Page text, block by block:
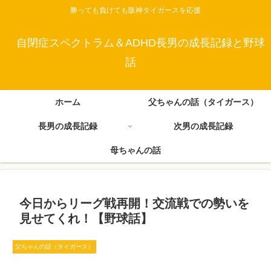
勝っても負けても阪神タイガースを応援
自閉症スペクトラム＆ADHD長男の成長記録と野球
話
ホーム 父ちゃんの話（タイガース）
長男の成長記録 次男の成長記録
母ちゃんの話
今日からリーグ戦再開！交流戦での勢いを
見せてくれ！【野球話】
父ちゃんの話（タイガース）